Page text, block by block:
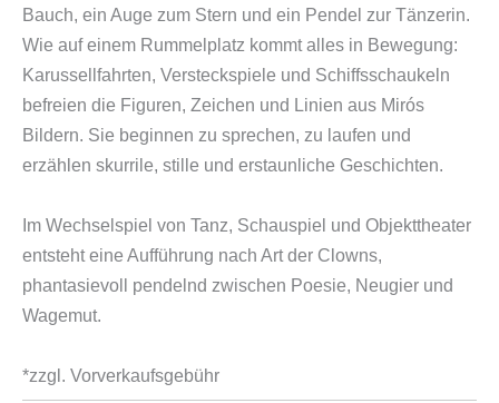
Bauch, ein Auge zum Stern und ein Pendel zur Tänzerin.
Wie auf einem Rummelplatz kommt alles in Bewegung:
Karussellfahrten, Versteckspiele und Schiffsschaukeln
befreien die Figuren, Zeichen und Linien aus Mirós
Bildern. Sie beginnen zu sprechen, zu laufen und
erzählen skurrile, stille und erstaunliche Geschichten.
Im Wechselspiel von Tanz, Schauspiel und Objekttheater
entsteht eine Aufführung nach Art der Clowns,
phantasievoll pendelnd zwischen Poesie, Neugier und
Wagemut.
*zzgl. Vorverkaufsgebühr